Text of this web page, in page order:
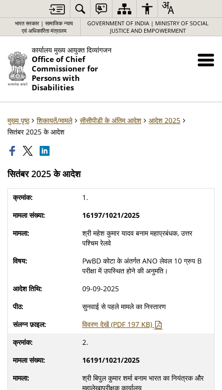
भारत सरकार | सामाजिक न्याय
एवं अधिकारिता मंत्रालय
GOVERNMENT OF INDIA | MINISTRY OF SOCIAL
JUSTICE AND EMPOWERMENT
कार्यालय मुख्य आयुक्त दिव्यांगजन
Office of Chief
Commissioner for
Persons with
Disabilities
मुख्य पृष्ठ शिकायतें/मामले सीसीपीडी के अंतिम आदेश
आदेश 2025
सितंबर 2025 के आदेश
सितंबर 2025 के आदेश
1.
16197/1021/2025
श्री महेश कुमार यादव बनाम महाप्रबंधक, उत्तर
पश्चिम रेलवे
PwBD कोटा के अंतर्गत ANO लेवल 10 ग्रुप B
परीक्षा में उपस्थित होने की अनुमति।
09-09-2025
सुनवाई से पहले मामले का निस्तारण
विवरण देखें (PDF 197 KB)
2.
16191/1021/2025
श्री बिपुल कुमार शर्मा बनाम भारत का नियंत्रक और
महालेखापरीक्षक कार्यालय